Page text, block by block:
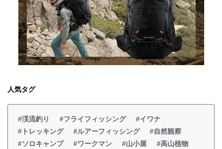
人気タグ
#渓流釣り #フライフィッシング
#イワナ
#トレッキング
#ルアーフィッシング
#自然観察
#ソロキャンプ
#ワークマン #山小屋 #高山植物